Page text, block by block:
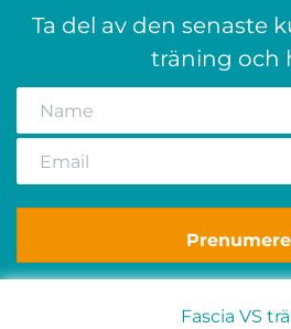
Ta del av den senaste
träning och
Fascia VS